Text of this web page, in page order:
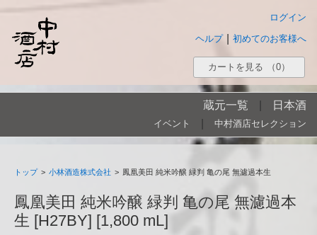
ログイン
初めてのお客様へ
ヘルプ
カートを見る （0）
蔵元一覧 日本酒
イベント 中村酒店セレクション
トップ > 小林酒造株式会社 > 鳳凰美田 純米吟醸 緑判 亀の尾 無濾過本生
鳳凰美田 純米吟醸 緑判 亀の尾 無濾過本
生 [H27BY] [1,800 mL]